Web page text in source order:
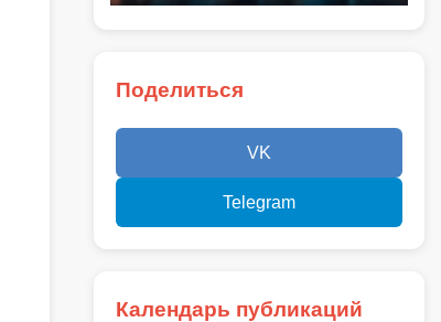
Поделиться
VK
Telegram
Календарь публикаций